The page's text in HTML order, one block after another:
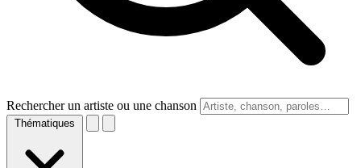
Rechercher un artiste ou une chanson
Thématiques